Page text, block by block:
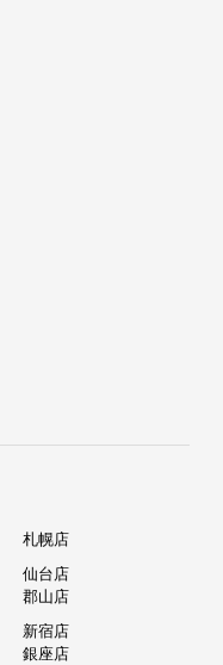
札幌店
仙台店
郡山店
新宿店
銀座店